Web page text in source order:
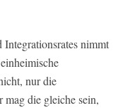
nimmt
nur die
die gleiche sein,